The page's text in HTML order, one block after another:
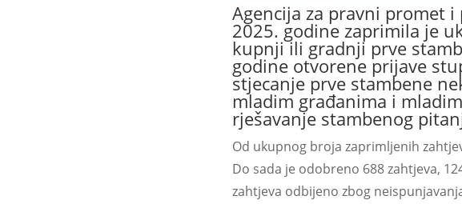
Agencija za pravni promet
2025. godine zaprimila je
kupnji ili gradnji prve
godine otvorene prijave
stjecanje prve stambene
mladim građanima i
rješavanje stambenog
Od ukupnog broja zaprimljenih
Do sada je odobreno 688 zahtjeva,
zahtjeva odbijeno zbog